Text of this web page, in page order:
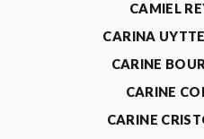
CAMIEL
CARINA
CARINE
CARINE
CARINE